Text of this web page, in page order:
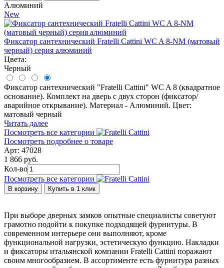
Алюминий
New
Фиксатор сантехнический Fratelli Cattini WC A 8-NM (матовый
черный) серия алюминий
Цвета:
Черный
Фиксатор сантехнический "Fratelli Cattini" WC A 8 (квадратное
основание). Комплект на дверь с двух сторон (фиксатор/
аварийное открывание). Материал - Алюминий. Цвет:
матовый черный
Читать далее
Посмотреть все категории
Посмотреть подробнее о товаре
Арт: 47028
1 866 руб.
Кол-во
Посмотреть все категории
В корзину Купить в 1 клик
При выборе дверных замков опытные специалисты советуют
грамотно подойти к покупке подходящей фурнитуры. В
современном интерьере они выполняют, кроме
функциональной нагрузки, эстетическую функцию. Накладки
и фиксаторы итальянской компании Fratelli Cattini поражают
своим многообразием. В ассортименте есть фурнитура разных